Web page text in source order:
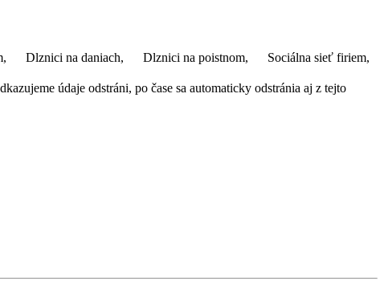
Dlznici na daniach, Dlznici na poistnom,
Sociálna sieť firiem,
údaje odstráni, po čase sa automaticky odstránia aj z tejto